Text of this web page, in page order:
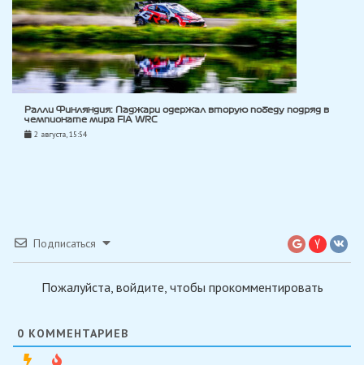
Ралли Финляндия: Паджари одержал вторую победу подряд в
чемпионате мира FIA WRC
2 августа, 15:54
Подписаться
Пожалуйста, войдите, чтобы прокомментировать
0 КОММЕНТАРИЕВ